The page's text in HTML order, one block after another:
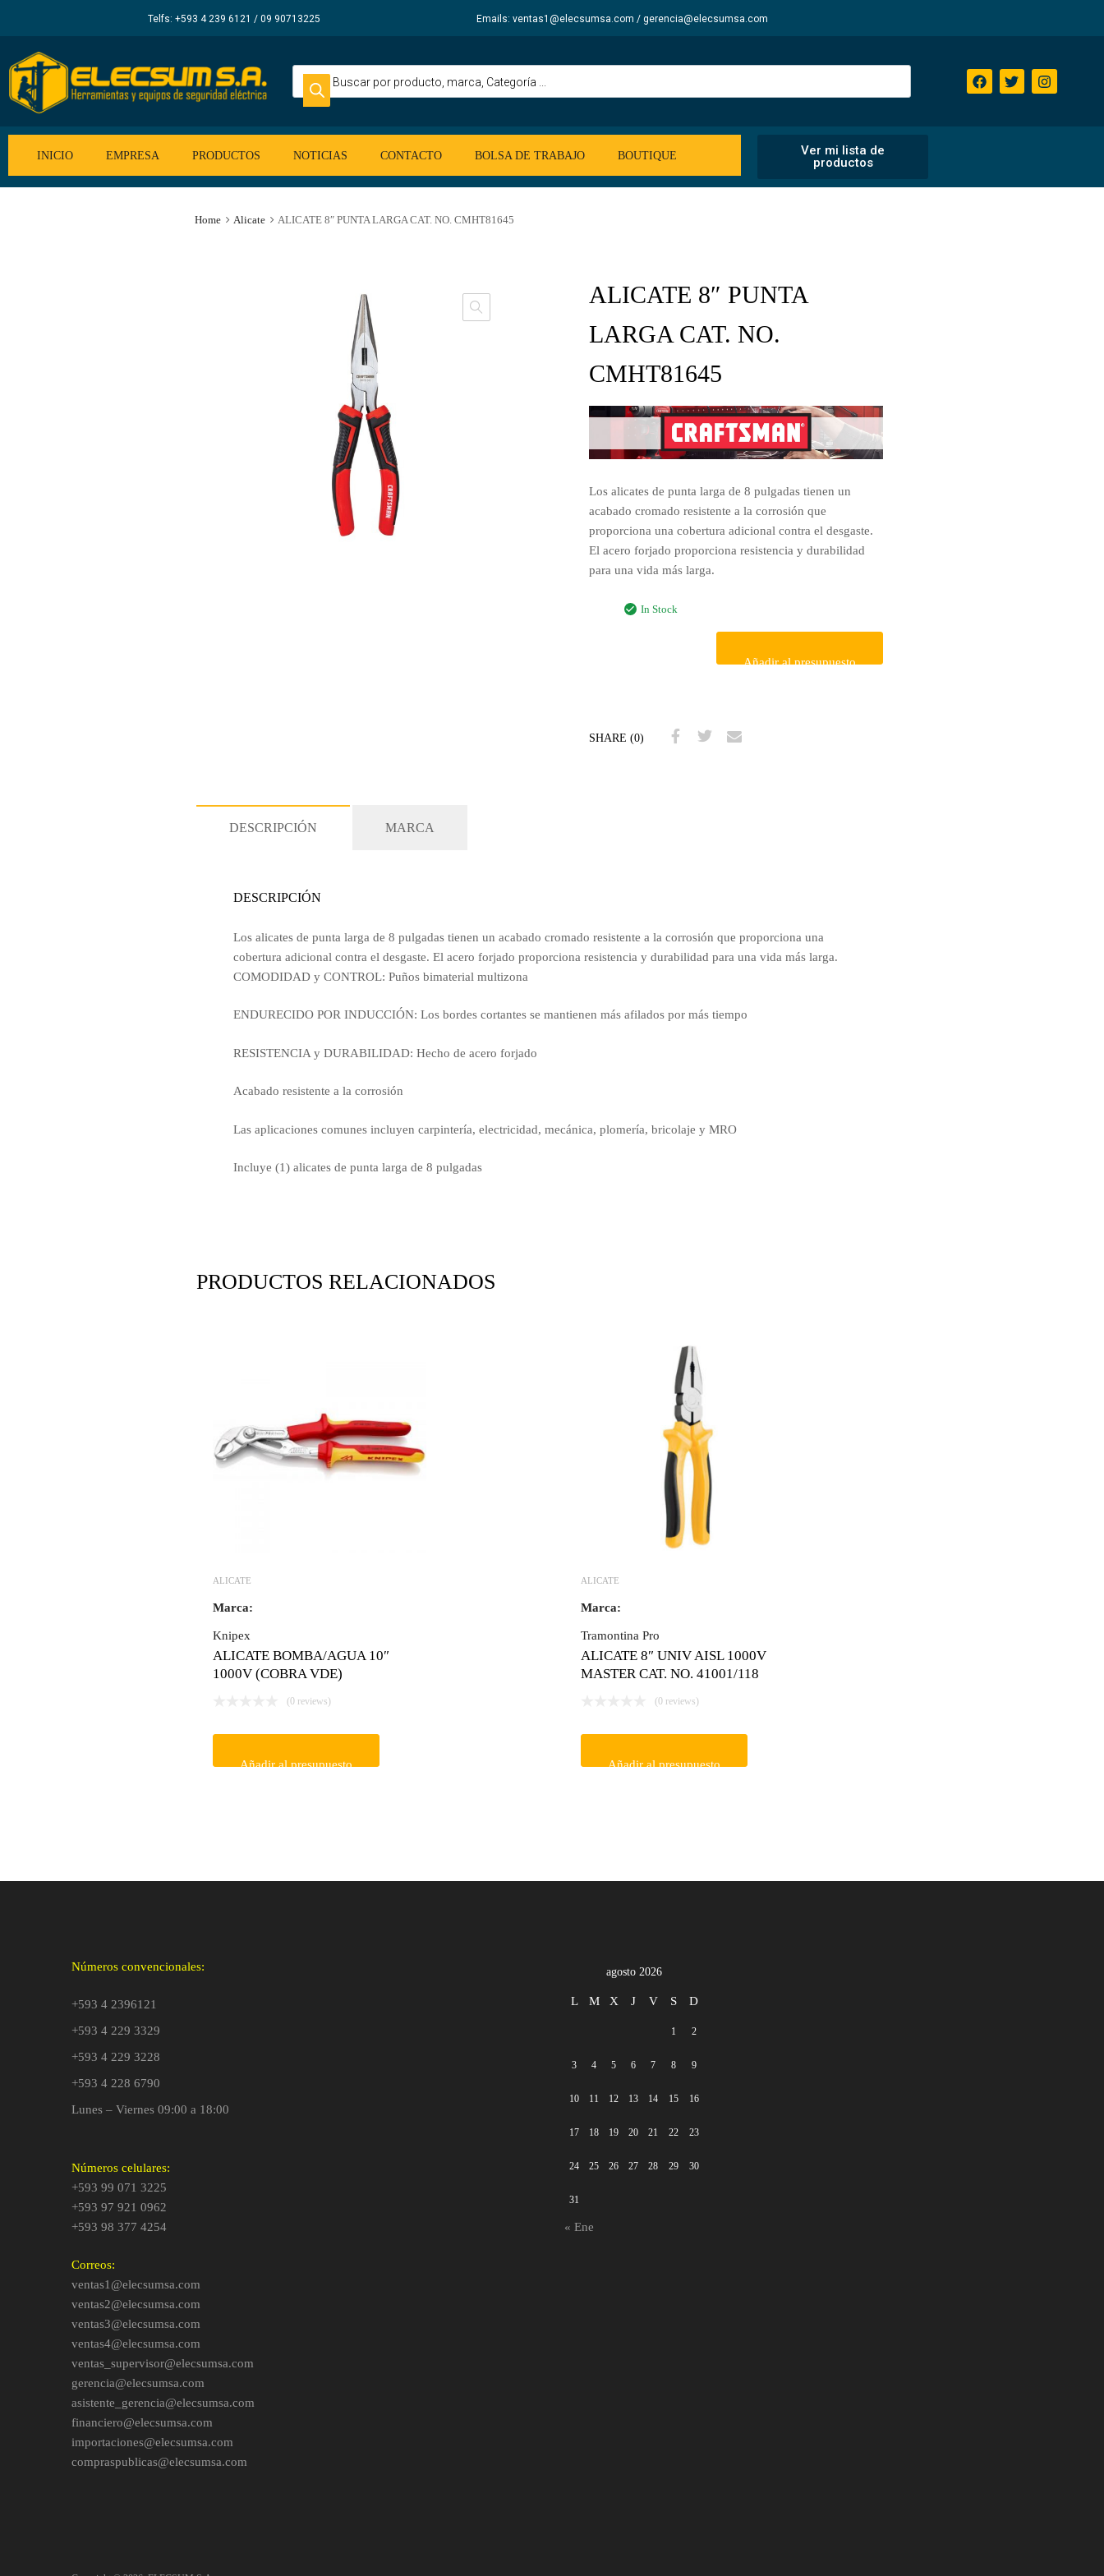
Telfs: +593 4 239 6121 / 09 90713225 Emails: ventas1@elecsumsa.com / gerencia@elecsumsa.com
INICIO EMPRESA PRODUCTOS NOTICIAS CONTACTO BOLSA DE TRABAJO BOUTIQUE
Ver mi lista de
productos
Home Alicate ALICATE 8″ PUNTA LARGA CAT. NO. CMHT81645
ALICATE 8″ PUNTA
LARGA CAT. NO.
CMHT81645
Los alicates de punta larga de 8 pulgadas tienen un
acabado cromado resistente a la corrosión que
proporciona una cobertura adicional contra el desgaste.
El acero forjado proporciona resistencia y durabilidad
para una vida más larga.
In Stock
Añadir al presupuesto
SHARE (0)
DESCRIPCIÓN MARCA
DESCRIPCIÓN
Los alicates de punta larga de 8 pulgadas tienen un acabado cromado resistente a la corrosión que proporciona una
cobertura adicional contra el desgaste. El acero forjado proporciona resistencia y durabilidad para una vida más larga.
COMODIDAD y CONTROL: Puños bimaterial multizona
ENDURECIDO POR INDUCCIÓN: Los bordes cortantes se mantienen más afilados por más tiempo
RESISTENCIA y DURABILIDAD: Hecho de acero forjado
Acabado resistente a la corrosión
Las aplicaciones comunes incluyen carpintería, electricidad, mecánica, plomería, bricolaje y MRO
Incluye (1) alicates de punta larga de 8 pulgadas
PRODUCTOS RELACIONADOS
ALICATE
Marca:
Knipex
ALICATE BOMBA/AGUA 10″
1000V (COBRA VDE)
(0 reviews)
Añadir al presupuesto
ALICATE
Marca:
Tramontina Pro
ALICATE 8″ UNIV AISL 1000V
MASTER CAT. NO. 41001/118
(0 reviews)
Añadir al presupuesto
Números convencionales:
+593 4 2396121
+593 4 229 3329
+593 4 229 3228
+593 4 228 6790
Lunes – Viernes 09:00 a 18:00
Números celulares:
+593 99 071 3225
+593 97 921 0962
+593 98 377 4254
Correos:
ventas1@elecsumsa.com
ventas2@elecsumsa.com
ventas3@elecsumsa.com
ventas4@elecsumsa.com
ventas_supervisor@elecsumsa.com
gerencia@elecsumsa.com
asistente_gerencia@elecsumsa.com
financiero@elecsumsa.com
importaciones@elecsumsa.com
compraspublicas@elecsumsa.com
agosto 2026
L M X J V S D
1 2
3 4 5 6 7 8 9
10 11 12 13 14 15 16
17 18 19 20 21 22 23
24 25 26 27 28 29 30
31
« Ene